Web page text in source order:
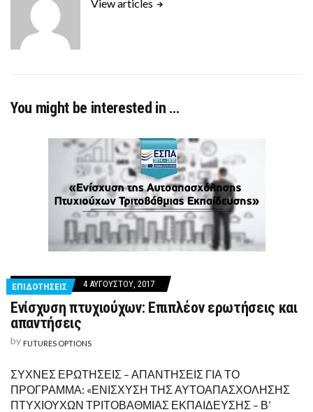
View articles
You might be interested in …
ΕΠΙΔΟΤΗΣΕΙΣ 4 ΑΥΓΟΎΣΤΟΥ, 2017
Ενίσχυση πτυχιούχων: Επιπλέον ερωτήσεις και
απαντήσεις
by FUTURES OPTIONS
ΣΥΧΝΕΣ ΕΡΩΤΗΣΕΙΣ – ΑΠΑΝΤΗΣΕΙΣ ΓΙΑ ΤΟ
ΠΡΟΓΡΑΜΜΑ: «ΕΝΙΣΧΥΣΗ ΤΗΣ ΑΥΤΟΑΠΑΣΧΟΛΗΣΗΣ
ΠΤΥΧΙΟΥΧΩΝ ΤΡΙΤΟΒΑΘΜΙΑΣ ΕΚΠΑΙΔΕΥΣΗΣ – Β’